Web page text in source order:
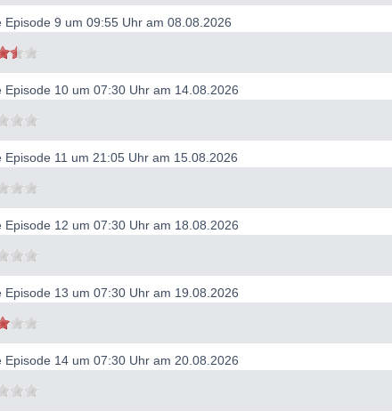
Episode 9 um 09:55 Uhr am 08.08.2026
Episode 10 um 07:30 Uhr am 14.08.2026
Episode 11 um 21:05 Uhr am 15.08.2026
Episode 12 um 07:30 Uhr am 18.08.2026
Episode 13 um 07:30 Uhr am 19.08.2026
Episode 14 um 07:30 Uhr am 20.08.2026